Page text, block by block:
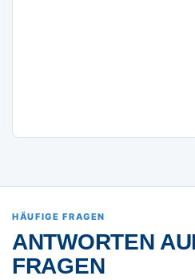
HÄUFIGE FRAGEN
ANTWORTEN
FRAGEN